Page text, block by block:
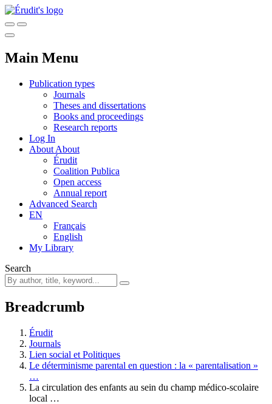
Main Menu
Publication types
Journals
Theses and dissertations
Books and proceedings
Research reports
Log In
About About
Érudit
Coalition Publica
Open access
Annual report
Advanced Search
EN
Français
English
My Library
Search
Breadcrumb
Érudit
Journals
Lien social et Politiques
Le déterminisme parental en question : la « parentalisation »
…
La circulation des enfants au sein du champ médico-scolaire
local …